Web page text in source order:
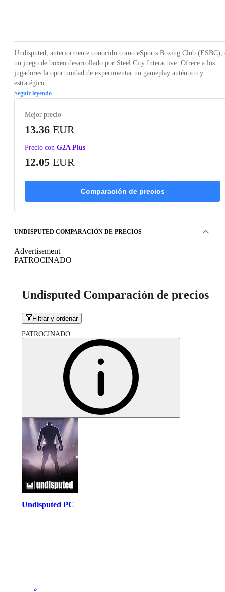
Undisputed, anteriormente conocido como eSports Boxing Club (ESBC),
un juego de boxeo desarrollado por Steel City Interactive. Ofrece a los
jugadores la oportunidad de experimentar un gameplay auténtico y
estratégico ...
Seguir leyendo
Mejor precio
13.36 EUR
Precio con G2A Plus
12.05 EUR
Comparación de precios
UNDISPUTED COMPARACIÓN DE PRECIOS
Advertisement
PATROCINADO
Undisputed Comparación de precios
Filtrar y ordenar
PATROCINADO
Undisputed PC